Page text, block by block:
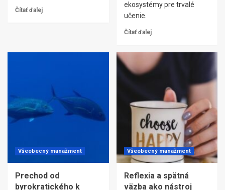
Čítať ďalej
ekosystémy pre trvalé
učenie.
Čítať ďalej
Všeobecný manažment
Prechod od
byrokratického k
Všeobecný manažment
Reflexia a spätná
väzba ako nástroj